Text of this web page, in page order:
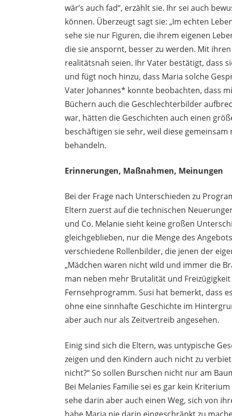
wär’s auch fad“, erzählt sie. Ihr sei auch
können. Überzeugt sagt sie: „Im echten
sehe sie nur Figuren, die ihrem eigenen
die sie anspornt, besser zu werden. Mit
realitätsnah seien. Ihr Vater bestätigt, dass
und fügt noch hinzu, dass Maria solche
Vater Johannes* konnte beobachten, dass
Büchern auch die Geschlechterbilder
war, hätten die Geschichten auch einen
beschäftigen sie sehr, weil diese
behandeln.
Erinnerungen, Maßnahmen, Meinungen
Bei der Frage nach Unterschieden zu
Eltern zuerst auf die technischen
und Co. Melanie sieht keine großen
gleichgeblieben, nur die Menge des
verschiedene Rollenbilder, die jenen der
„Mädchen waren nicht wild und immer die
man neben mehr Brutalität und
Fernsehprogramm. Susi hat bemerkt, dass
ohne eine sinnhafte Geschichte im
aber auch nur als Zeitvertreib angesehen.
Einig sind sich die Eltern, was untypische
zeigen und den Kindern auch nicht zu
nicht?“ So sollen Burschen nicht nur am
Bei Melanies Familie sei es gar kein
sehe darin aber auch einen Weg, sich von